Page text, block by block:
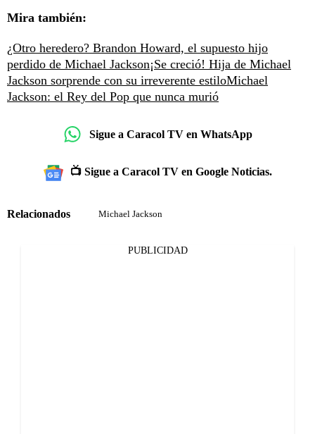
Mira también:
¿Otro heredero? Brandon Howard, el supuesto hijo
perdido de Michael Jackson¡Se creció! Hija de Michael
Jackson sorprende con su irreverente estiloMichael
Jackson: el Rey del Pop que nunca murió
Sigue a Caracol TV en WhatsApp
📺 Sigue a Caracol TV en Google Noticias.
Relacionados Michael Jackson
PUBLICIDAD